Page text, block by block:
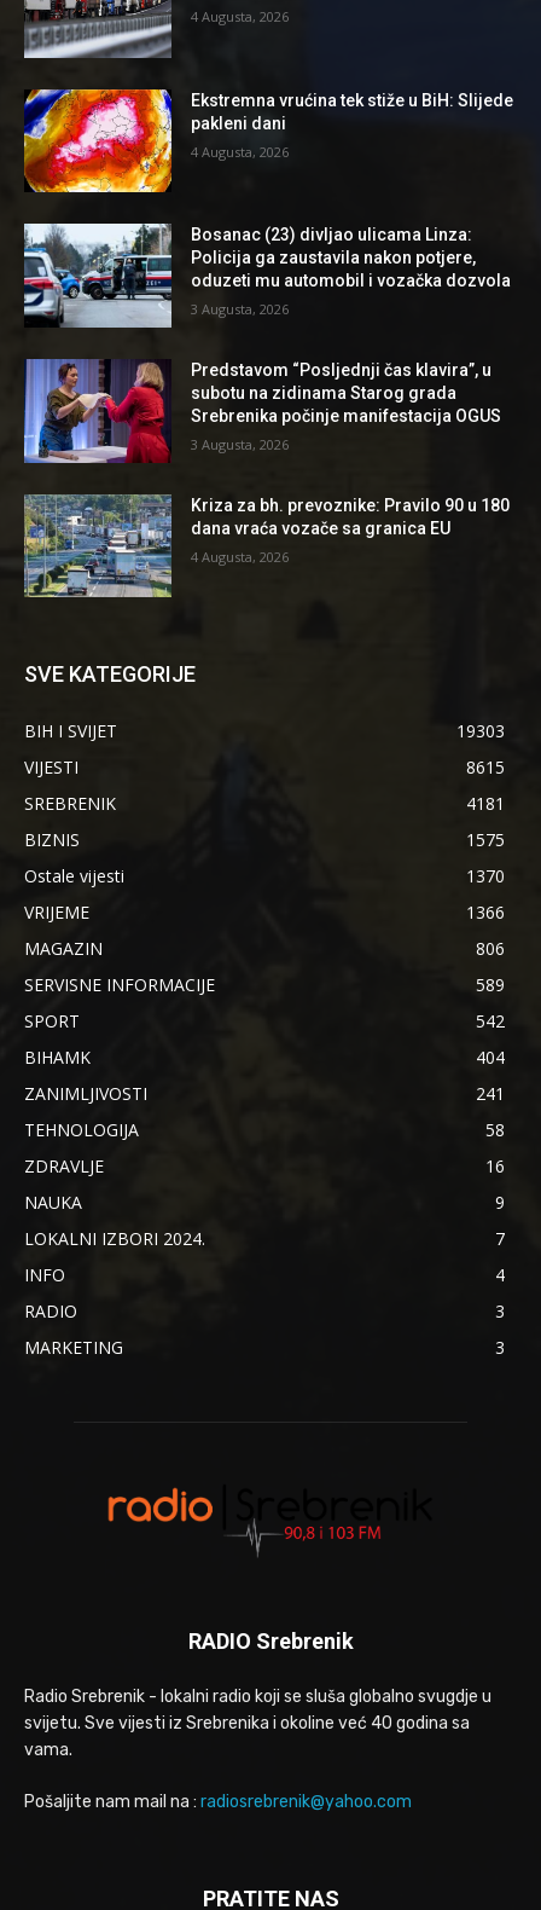
4 Augusta, 2026
Ekstremna vrućina tek stiže u BiH: Slijede
pakleni dani
4 Augusta, 2026
Bosanac (23) divljao ulicama Linza:
Policija ga zaustavila nakon potjere,
oduzeti mu automobil i vozačka dozvola
3 Augusta, 2026
Predstavom “Posljednji čas klavira”, u
subotu na zidinama Starog grada
Srebrenika počinje manifestacija OGUS
3 Augusta, 2026
Kriza za bh. prevoznike: Pravilo 90 u 180
dana vraća vozače sa granica EU
4 Augusta, 2026
SVE KATEGORIJE
BIH I SVIJET
19303
VIJESTI
8615
SREBRENIK
4181
BIZNIS
1575
Ostale vijesti
1370
VRIJEME
1366
MAGAZIN
806
SERVISNE INFORMACIJE
589
SPORT
542
BIHAMK
404
ZANIMLJIVOSTI
241
TEHNOLOGIJA
58
ZDRAVLJE
16
NAUKA
9
LOKALNI IZBORI 2024.
7
INFO
4
RADIO
3
MARKETING
3
RADIO Srebrenik
Radio Srebrenik - lokalni radio koji se sluša globalno svugdje u
svijetu. Sve vijesti iz Srebrenika i okoline već 40 godina sa
vama.
Pošaljite nam mail na : radiosrebrenik@yahoo.com
PRATITE NAS